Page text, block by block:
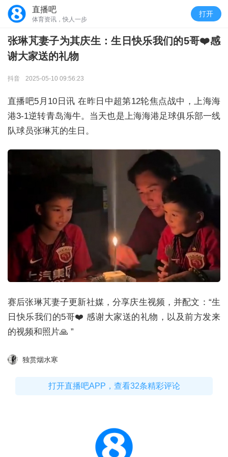
直播吧
体育资讯，快人一步
打开
张琳芃妻子为其庆生：生日快乐我们的5哥❤️感
谢大家送的礼物
抖音 2025-05-10 09:56:23
直播吧5月10日讯在昨日中超第12轮焦点战中，上海海
港3-1逆转青岛海牛。当天也是上海海港足球俱乐部一线
队球员张琳芃的生日。
赛后张琳芃妻子更新社媒，分享庆生视频，并配文：“生
日快乐我们的5哥❤️ 感谢大家送的礼物，以及前方发来
的视频和照片🙏 ”
独赏烟水寒
打开直播吧APP，查看32条精彩评论